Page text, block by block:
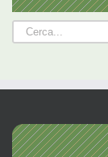
Cerca
per: